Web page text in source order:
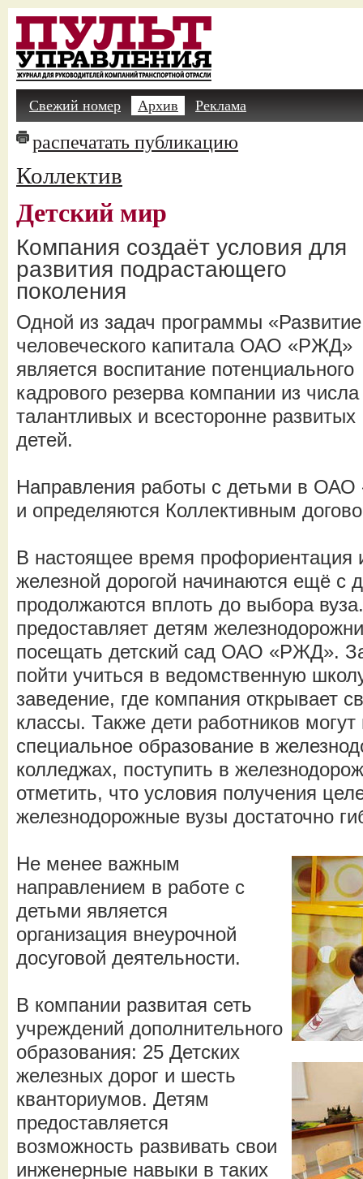
Свежий номер Архив Реклама
распечатать публикацию
Коллектив
Детский мир
Компания создаёт условия для
развития подрастающего
поколения
Одной из задач программы «Развитие
человеческого капитала ОАО «РЖД»
является воспитание потенциального
кадрового резерва компании из числа
талантливых и всесторонне развитых
детей.
Направления работы с детьми в
и определяются Коллективным
В настоящее время профориентация
железной дорогой начинаются ещё с
продолжаются вплоть до выбора
предоставляет детям
посещать детский сад ОАО «РЖД».
пойти учиться в ведомственную
заведение, где компания открывает
классы. Также дети работников
специальное образование в
колледжах, поступить в
отметить, что условия получения
железнодорожные вузы достаточно
Не менее важным
направлением в работе с
детьми является
организация внеурочной
досуговой деятельности.
В компании развитая сеть
учреждений дополнительного
образования: 25 Детских
железных дорог и шесть
кванториумов. Детям
предоставляется
возможность развивать свои
инженерные навыки в таких